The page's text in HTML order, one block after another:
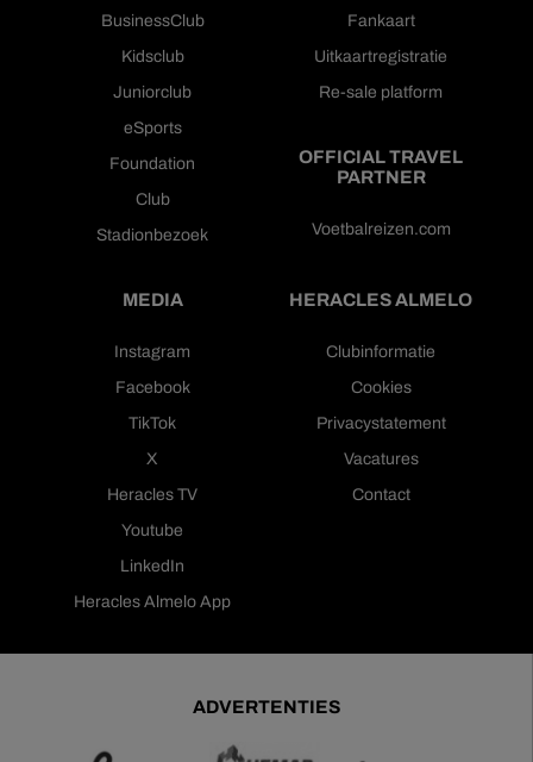
BusinessClub
Kidsclub
Juniorclub
eSports
Foundation
Club
Stadionbezoek
Fankaart
Uitkaartregistratie
Re-sale platform
OFFICIAL TRAVEL
PARTNER
Voetbalreizen.com
MEDIA
Instagram
Facebook
TikTok
X
Heracles TV
Youtube
LinkedIn
Heracles Almelo App
HERACLES ALMELO
Clubinformatie
Cookies
Privacystatement
Vacatures
Contact
ADVERTENTIES